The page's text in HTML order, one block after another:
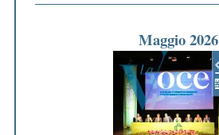
Maggio 2026